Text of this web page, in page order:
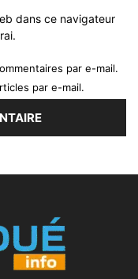
dans ce navigateur
par e-mail.
par e-mail.